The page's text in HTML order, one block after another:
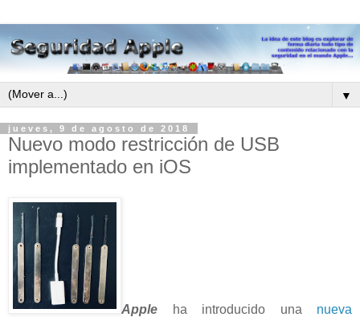
▼
jueves, 9 de agosto de 2018
Nuevo modo restricción de USB
implementado en iOS
Apple ha introducido una nueva